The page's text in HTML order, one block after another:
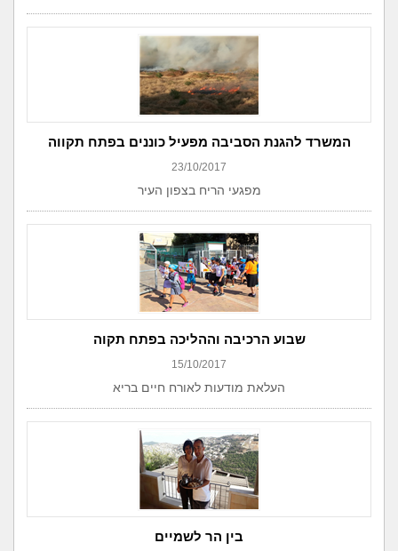
המשרד להגנת הסביבה מפעיל כוננים בפתח תקווה
23/10/2017
מפגעי הריח בצפון העיר
שבוע הרכיבה וההליכה בפתח תקוה
15/10/2017
העלאת מודעות לאורח חיים בריא
בין הר לשמיים